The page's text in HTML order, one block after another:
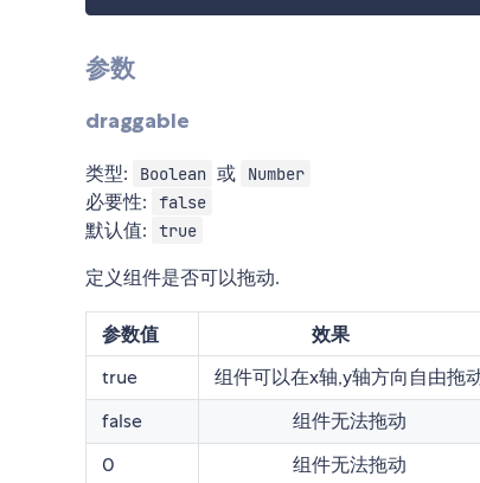
参数
draggable
类型: Boolean 或 Number
必要性: false
默认值: true
定义组件是否可以拖动.
参数值 效果
true
组件可以在x轴,y轴方向自由拖
false
组件无法拖动
0
组件无法拖动